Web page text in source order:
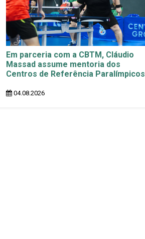
Em parceria com a CBTM, Cláudio
Massad assume mentoria dos
Centros de Referência Paralímpicos
04.08.2026